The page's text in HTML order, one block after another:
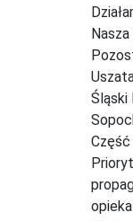
Śląski